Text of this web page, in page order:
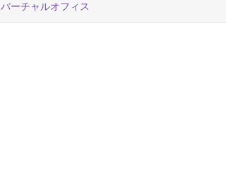
バーチャルオフィス